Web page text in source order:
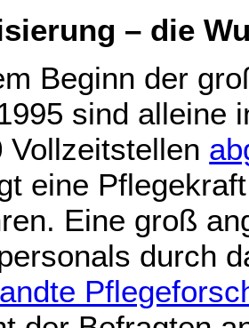
– die
Beginn der
sind alleine
Vollzeitstellen
eine
Eine groß
durch